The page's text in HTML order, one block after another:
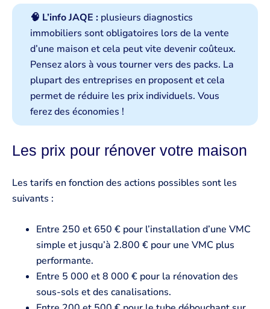
🧠 L’info JAQE : plusieurs diagnostics
immobiliers sont obligatoires lors de la vente
d’une maison et cela peut vite devenir coûteux.
Pensez alors à vous tourner vers des packs. La
plupart des entreprises en proposent et cela
permet de réduire les prix individuels. Vous
ferez des économies !
Les prix pour rénover votre maison ️
Les tarifs en fonction des actions possibles sont les
suivants :
Entre 250 et 650 € pour l’installation d’une VMC
simple et jusqu’à 2.800 € pour une VMC plus
performante.
Entre 5 000 et 8 000 € pour la rénovation des
sous-sols et des canalisations.